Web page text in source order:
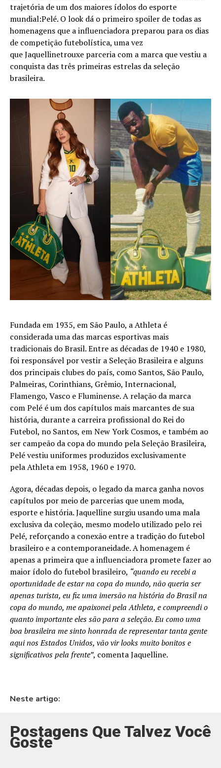
trajetória de um dos maiores ídolos do esporte
mundial:Pelé. O look dá o primeiro spoiler de todas as
homenagens que a influenciadora preparou para os dias
de competição futebolística, uma vez
que Jaquellinetrouxe parceria com a marca que vestiu a
conquista das três primeiras estrelas da seleção
brasileira.
Fundada em 1935, em São Paulo, a Athleta é
considerada uma das marcas esportivas mais
tradicionais do Brasil. Entre as décadas de 1940 e 1980,
foi responsável por vestir a Seleção Brasileira e alguns
dos principais clubes do país, como Santos, São Paulo,
Palmeiras, Corinthians, Grêmio, Internacional,
Flamengo, Vasco e Fluminense. A relação da marca
com Pelé é um dos capítulos mais marcantes de sua
história, durante a carreira profissional do Rei do
Futebol, no Santos, em New York Cosmos, e também ao
ser campeão da copa do mundo pela Seleção Brasileira,
Pelé vestiu uniformes produzidos exclusivamente
pela Athleta em 1958, 1960 e 1970.
Agora, décadas depois, o legado da marca ganha novos
capítulos por meio de parcerias que unem moda,
esporte e história. Jaquelline surgiu usando uma mala
exclusiva da coleção, mesmo modelo utilizado pelo rei
Pelé, reforçando a conexão entre a tradição do futebol
brasileiro e a contemporaneidade. A homenagem é
apenas a primeira que a influenciadora promete fazer ao
maior ídolo do futebol brasileiro, “quando eu recebi a
oportunidade de estar na copa do mundo, não queria ser
apenas turista, eu fiz uma imersão na história do Brasil na
copa do mundo, me apaixonei pela Athleta, e compreendi o
quanto importante eles são para a seleção. Eu como uma
boa brasileira me sinto honrada de representar tanta gente
aqui nos Estados Unidos, vão vir looks muito bonitos e
significativos pela frente”, comenta Jaquelline.
Neste artigo:
Postagens Que Talvez Você
Goste